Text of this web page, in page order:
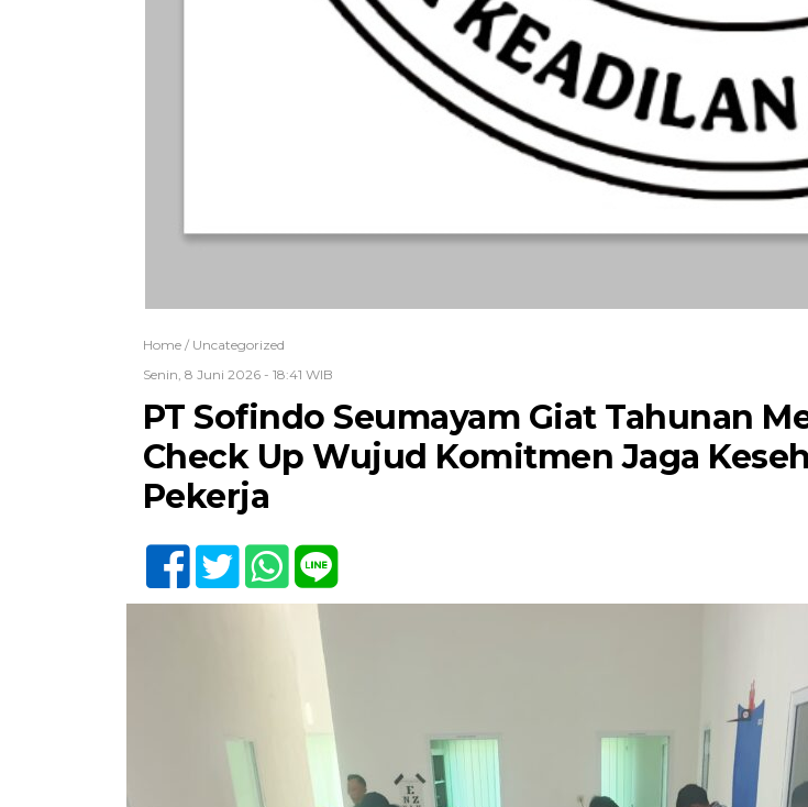
Home / Uncategorized
Senin, 8 Juni 2026 - 18:41 WIB
PT Sofindo Seumayam Giat Tahunan
Check Up Wujud Komitmen Jaga
Pekerja